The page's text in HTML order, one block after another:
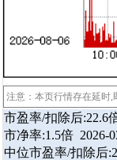
注意：本页行情存在延时,
市盈率/扣除后:22.6
市净率:1.5倍 2026-
中位市盈率/扣除后